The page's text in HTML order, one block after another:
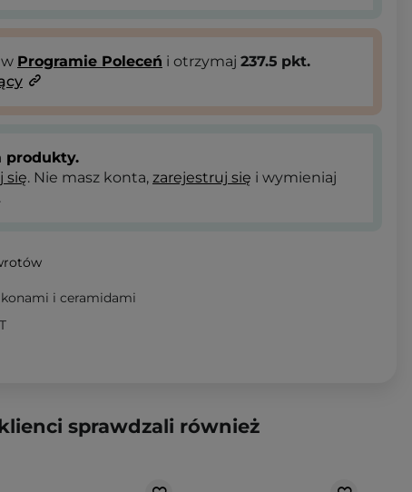
Programie Poleceń i otrzymaj 237.5 pkt.
produkty.
się. Nie masz konta, zarejestruj się i wymieniaj
i ceramidami
sprawdzali również